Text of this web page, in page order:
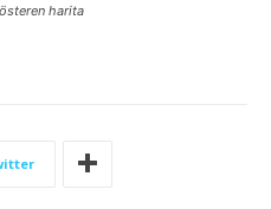
harita